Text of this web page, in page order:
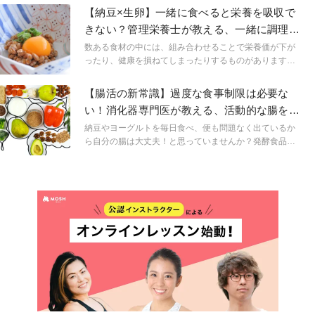
か？この記事では、納豆とキムチを一緒に食べることに
栄養学的な意味はあるのか、管理栄養士が解説します。
【納豆×生卵】一緒に食べると栄養を吸収で
きない？管理栄養士が教える、一緒に調理す
べきではない食材
数ある食材の中には、組み合わせることで栄養価が下が
ったり、健康を損ねてしまったりするものがあります。
よくないもの同士かもしれません！この記事では相性が
よくない食材の組み合わせを紹介し、その理由や対処法
を解説します。
【腸活の新常識】過度な食事制限は必要な
い！消化器専門医が教える、活動的な腸を手
に入れる食事法
納豆やヨーグルトを毎日食べ、便も問題なく出ているか
ら自分の腸は大丈夫！と思っていませんか？発酵食品以
健康法』（アスコム）より、本当に腸のためになる食事
について内容を抜粋してご紹介します。